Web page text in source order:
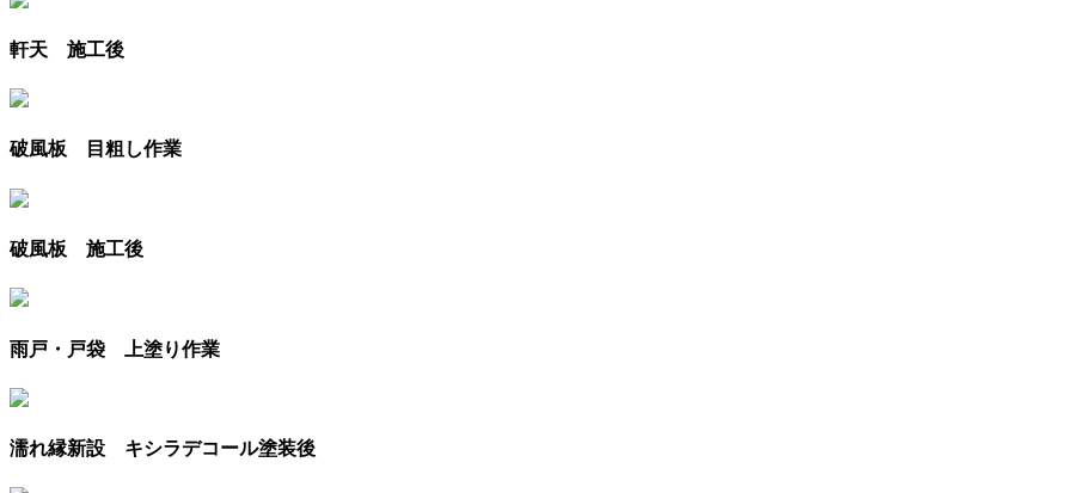
軒天 施工後
破風板 目粗し作業
破風板 施工後
雨戸・戸袋 上塗り作業
濡れ縁新設 キシラデコール塗装後